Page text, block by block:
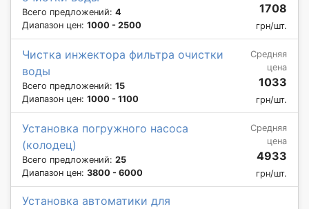
Всего предложений: 4
Диапазон цен: 1000 - 2500
1708
грн/шт.
Чистка инжектора фильтра очистки
воды
Всего предложений: 15
Диапазон цен: 1000 - 1100
Средняя
цена
1033
грн/шт.
Установка погружного насоса
(колодец)
Всего предложений: 25
Диапазон цен: 3800 - 6000
Средняя
цена
4933
грн/шт.
Установка автоматики для